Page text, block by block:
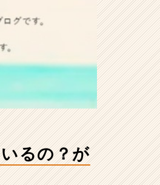
るの？が